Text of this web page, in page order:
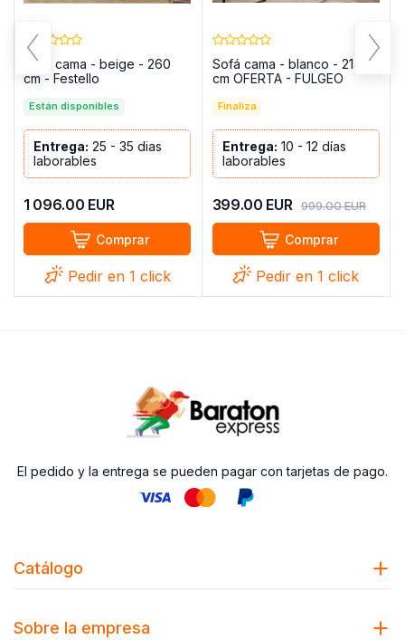
Sofá cama - beige - 260
cm - Festello
Están disponibles
Entrega: 25 - 35 dias
laborables
1 096.00 EUR
Comprar
Pedir en 1 click
Sofá cama - blanco - 214
cm OFERTA - FULGEO
Finaliza
Entrega: 10 - 12 días
laborables
399.00 EUR 999.00EUR
Comprar
Pedir en 1 click
El pedido y la entrega se pueden pagar con tarjetas de pago.
Catálogo
Sobre la empresa